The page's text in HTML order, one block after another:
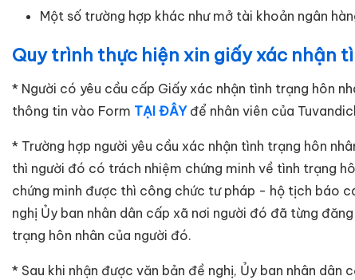
Một số trường hợp khác như mở tài khoản ngân
Quy trình thực hiện xin giấy xác nhận
* Người có yêu cầu cấp Giấy xác nhận tình trạng hôn
thông tin vào Form TẠI ĐÂYđể nhân viên của
* Trường hợp người yêu cầu xác nhận tình trạng hôn
thì người đó có trách nhiệm chứng minh về tình trạng
chứng minh được thì công chức tư pháp - hộ tịch báo
nghị Ủy ban nhân dân cấp xã nơi người đó đã từng
trạng hôn nhân của người đó.
* Sau khi nhận được văn bản đề nghị, Ủy ban nhân